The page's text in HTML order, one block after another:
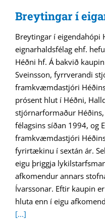
Breytingar í
Breytingar í eigendahópi
eignarhaldsfélag ehf.
Héðni hf. Á bakvið
Sveinsson, fyrrverandi
framkvæmdastjóri
prósent hlut í Héðni,
stjórnarformaður
félagsins síðan 1994, og
framkvæmdastjóri
fyrirtækinu í sextán ár.
eigu þriggja
afkomendur annars
Ívarssonar. Eftir kaupin
hluta enn í eigu
[...]